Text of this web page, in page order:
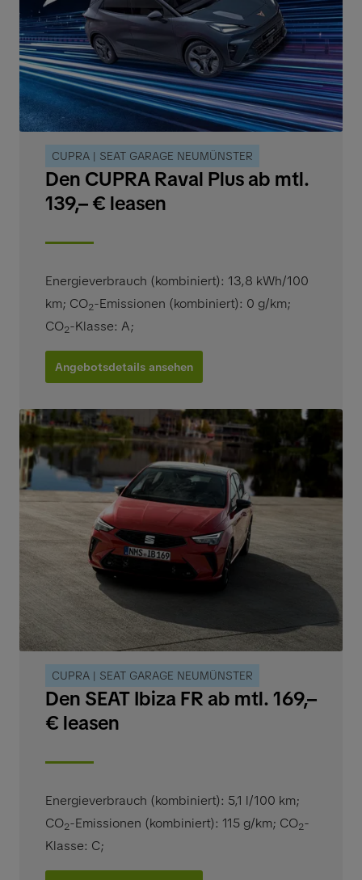
CUPRA | SEAT GARAGE NEUMÜNSTER
Den CUPRA Raval Plus ab mtl.
139,– € leasen
Energieverbrauch (kombiniert): 13,8 kWh/100
km; CO2-Emissionen (kombiniert): 0 g/km;
CO2-Klasse: A;
Angebotsdetails ansehen
CUPRA | SEAT GARAGE NEUMÜNSTER
Den SEAT Ibiza FR ab mtl. 169,–
€ leasen
Energieverbrauch (kombiniert): 5,1 l/100 km;
CO2-Emissionen (kombiniert): 115 g/km; CO2-
Klasse: C;